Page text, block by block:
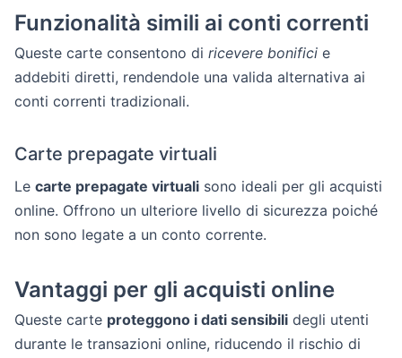
Funzionalità simili ai conti correnti
Queste carte consentono di ricevere bonifici e
addebiti diretti, rendendole una valida alternativa ai
conti correnti tradizionali.
Carte prepagate virtuali
Le carte prepagate virtuali sono ideali per gli acquisti
online. Offrono un ulteriore livello di sicurezza poiché
non sono legate a un conto corrente.
Vantaggi per gli acquisti online
Queste carte proteggono i dati sensibili degli utenti
durante le transazioni online, riducendo il rischio di